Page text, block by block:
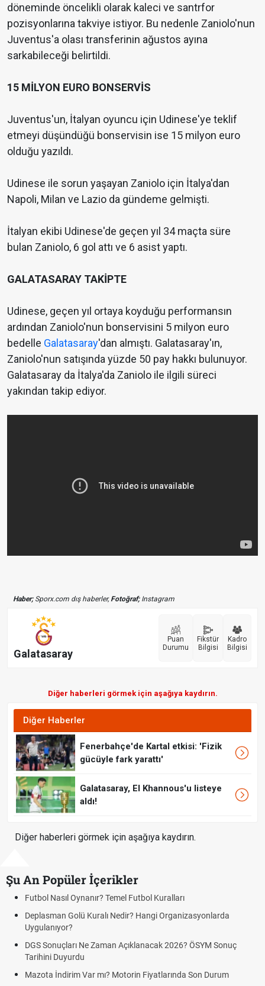
döneminde öncelikli olarak kaleci ve santrfor
pozisyonlarına takviye istiyor. Bu nedenle Zaniolo'nun
Juventus'a olası transferinin ağustos ayına
sarkabileceği belirtildi.
15 MİLYON EURO BONSERVİS
Juventus'un, İtalyan oyuncu için Udinese'ye teklif
etmeyi düşündüğü bonservisin ise 15 milyon euro
olduğu yazıldı.
Udinese ile sorun yaşayan Zaniolo için İtalya'dan
Napoli, Milan ve Lazio da gündeme gelmişti.
İtalyan ekibi Udinese'de geçen yıl 34 maçta süre
bulan Zaniolo, 6 gol attı ve 6 asist yaptı.
GALATASARAY TAKİPTE
Udinese, geçen yıl ortaya koyduğu performansın
ardından Zaniolo'nun bonservisini 5 milyon euro
bedelle Galatasaray'dan almıştı. Galatasaray'ın,
Zaniolo'nun satışında yüzde 50 pay hakkı bulunuyor.
Galatasaray da İtalya'da Zaniolo ile ilgili süreci
yakından takip ediyor.
Haber;Sporx.com dış haberler,Fotoğraf;Instagram
Galatasaray
Puan
Durumu
Fikstür
Bilgisi
Kadro
Bilgisi
Diğer haberleri görmek için aşağıya kaydırın.
Diğer Haberler
Fenerbahçe'de Kartal etkisi: 'Fizik
gücüyle fark yarattı'
Galatasaray, El Khannous'u listeye
aldı!
Diğer haberleri görmek için aşağıya kaydırın.
Şu An Popüler İçerikler
Futbol Nasıl Oynanır? Temel Futbol Kuralları
Deplasman Golü Kuralı Nedir? Hangi Organizasyonlarda
Uygulanıyor?
DGS Sonuçları Ne Zaman Açıklanacak 2026? ÖSYM Sonuç
Tarihini Duyurdu
Mazota İndirim Var mı? Motorin Fiyatlarında Son Durum